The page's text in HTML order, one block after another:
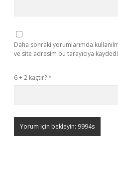
Daha sonraki yorumlarımda
ve site adresim bu tarayıcıya
6 + 2 kaçtır?*